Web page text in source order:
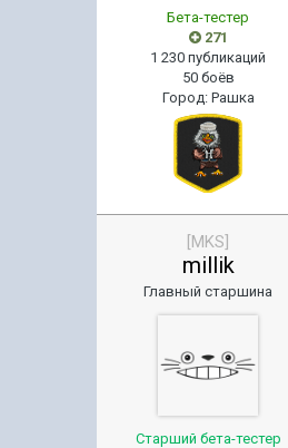
Бета-тестер
271
1 230 публикаций
50 боёв
Город: Рашка
[MKS]
millik
Главный старшина
Старший бета-тестер